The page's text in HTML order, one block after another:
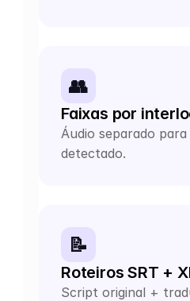
👥
Faixas por
Áudio separado
detectado.
📝
Roteiros SRT +
Script original +